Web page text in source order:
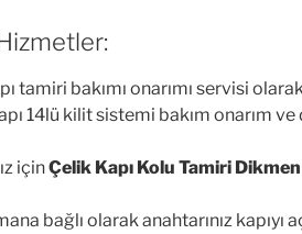
tamiri bakımı onarımı servisi
14lü kilit sistemi bakım onarım
içinÇelik Kapı Kolu Tamiri Dikmen
bağlı olarak anahtarınız